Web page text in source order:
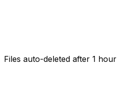
Files auto-deleted after 1 hour